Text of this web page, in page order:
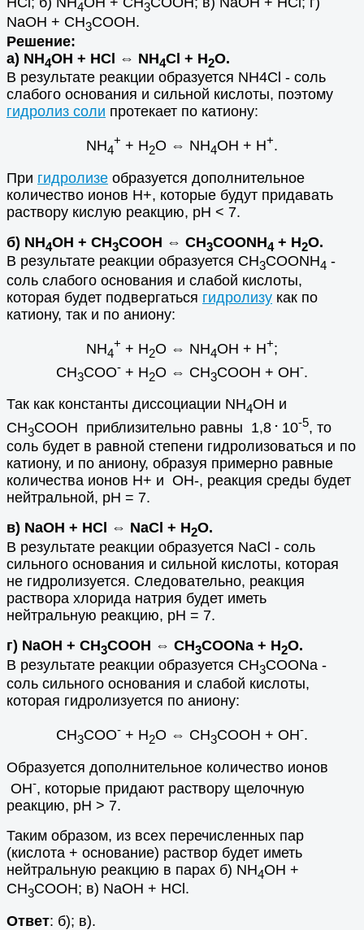
4 3
NaOH + CH3COOH.
Решение:
а) NH4OH + HCl ⇔ NH4Cl + H2O.
В результате реакции образуется NH4Cl - соль
слабого основания и сильной кислоты, поэтому
гидролиз соли протекает по катиону:
NH4
+ + H2O ⇔ NH4OH + H+.
При гидролизе образуется дополнительное
количество ионов H+, которые будут придавать
раствору кислую реакцию, рН < 7.
б) NH4OH + CH3COOH ⇔ CH3COONH4 + H2O.
В результате реакции образуется CH3COONH4 -
соль слабого основания и слабой кислоты,
которая будет подвергаться гидролизу как по
катиону, так и по аниону:
NH4
+ + H2O ⇔ NH4OH + H+;
CH3COO- + H2O ⇔ CH3COOH + OH-.
Так как константы диссоциации NH4OH и
CH3COOH приблизительно равны 1,8 . 10-5, то
соль будет в равной степени гидролизоваться и по
катиону, и по аниону, образуя примерно равные
количества ионов H+ и OH-, реакция среды будет
нейтральной, рН = 7.
в) NaOH + HCl ⇔ NaCl + H2O.
В результате реакции образуется NaCl - соль
сильного основания и сильной кислоты, которая
не гидролизуется. Следовательно, реакция
раствора хлорида натрия будет иметь
нейтральную реакцию, рН = 7.
г) NaOH + CH3COOH ⇔ CH3COONa + H2O.
В результате реакции образуется CH3COONa -
соль сильного основания и слабой кислоты,
которая гидролизуется по аниону:
CH3COO- + H2O ⇔ CH3COOH + OH-.
Образуется дополнительное количество ионов
OH-, которые придают раствору щелочную
реакцию, рН > 7.
Таким образом, из всех перечисленных пар
(кислота + основание) раствор будет иметь
нейтральную реакцию в парах б) NH4OH +
CH3COOH; в) NaOH + HCl.
Ответ: б); в).